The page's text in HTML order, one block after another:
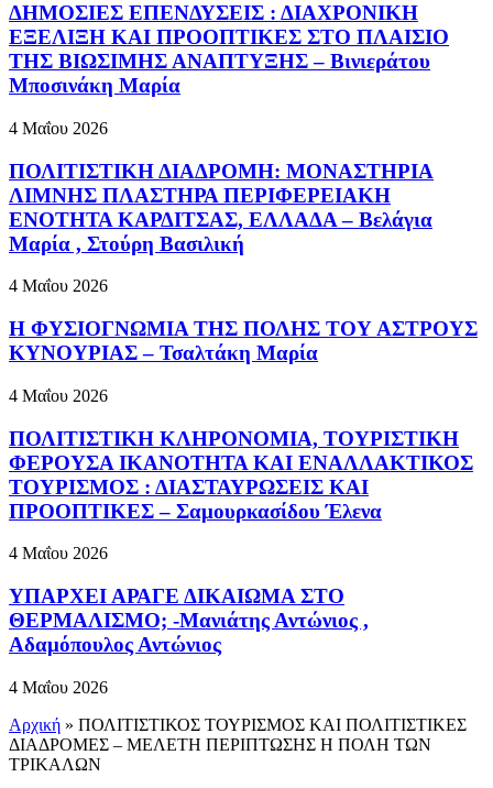
ΔΗΜΟΣΙΕΣ ΕΠΕΝΔΥΣΕΙΣ : ΔΙΑΧΡΟΝΙΚΗ
ΕΞΕΛΙΞΗ ΚΑΙ ΠΡΟΟΠΤΙΚΕΣ ΣΤΟ ΠΛΑΙΣΙΟ
ΤΗΣ ΒΙΩΣΙΜΗΣ ΑΝΑΠΤΥΞΗΣ – Βινιεράτου
Μποσινάκη Μαρία
4 Μαΐου 2026
ΠΟΛΙΤΙΣΤΙΚΗ ΔΙΑΔΡΟΜΗ: ΜΟΝΑΣΤΗΡΙΑ
ΛΙΜΝΗΣ ΠΛΑΣΤΗΡΑ ΠΕΡΙΦΕΡΕΙΑΚΗ
ΕΝΟΤΗΤΑ ΚΑΡΔΙΤΣΑΣ, ΕΛΛΑΔΑ – Βελάγια
Μαρία , Στούρη Βασιλική
4 Μαΐου 2026
Η ΦΥΣΙΟΓΝΩΜΙΑ ΤΗΣ ΠΟΛΗΣ ΤΟΥ ΑΣΤΡΟΥΣ
ΚΥΝΟΥΡΙΑΣ – Τσαλτάκη Μαρία
4 Μαΐου 2026
ΠΟΛΙΤΙΣΤΙΚΗ ΚΛΗΡΟΝΟΜΙΑ, ΤΟΥΡΙΣΤΙΚΗ
ΦΕΡΟΥΣΑ ΙΚΑΝΟΤΗΤΑ ΚΑΙ ΕΝΑΛΛΑΚΤΙΚΟΣ
ΤΟΥΡΙΣΜΟΣ : ΔΙΑΣΤΑΥΡΩΣΕΙΣ ΚΑΙ
ΠΡΟΟΠΤΙΚΕΣ – Σαμουρκασίδου Έλενα
4 Μαΐου 2026
ΥΠΑΡΧΕΙ ΑΡΑΓΕ ΔΙΚΑΙΩΜΑ ΣΤΟ
ΘΕΡΜΑΛΙΣΜΟ; -Μανιάτης Αντώνιος ,
Αδαμόπουλος Αντώνιος
4 Μαΐου 2026
Αρχική » ΠΟΛΙΤΙΣΤΙΚΟΣ ΤΟΥΡΙΣΜΟΣ ΚΑΙ ΠΟΛΙΤΙΣΤΙΚΕΣ
ΔΙΑΔΡΟΜΕΣ – ΜΕΛΕΤΗ ΠΕΡΙΠΤΩΣΗΣ Η ΠΟΛΗ ΤΩΝ
ΤΡΙΚΑΛΩΝ